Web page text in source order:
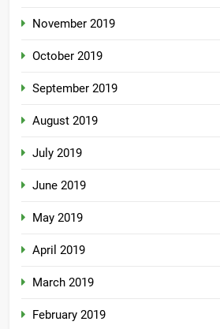
November 2019
October 2019
September 2019
August 2019
July 2019
June 2019
May 2019
April 2019
March 2019
February 2019